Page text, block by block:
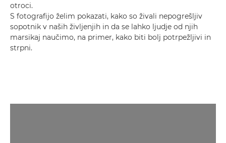
otroci.
S fotografijo želim pokazati, kako so živali nepogrešljiv
sopotnik v naših življenjih in da se lahko ljudje od njih
marsikaj naučimo, na primer, kako biti bolj potrpežljivi in
strpni.